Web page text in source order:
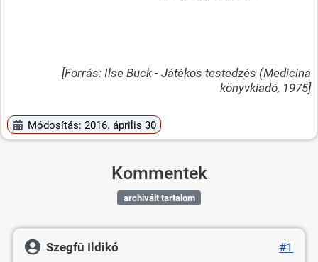
[Forrás: Ilse Buck - Játékos testedzés (Medicina
könyvkiadó, 1975]
Módosítás: 2016. április 30
Kommentek
archivált tartalom
Szegfû Ildikó #1